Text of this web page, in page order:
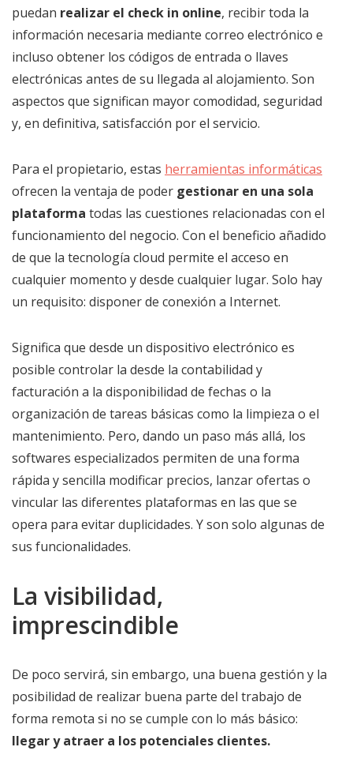
puedan realizar el check in online, recibir toda la
información necesaria mediante correo electrónico e
incluso obtener los códigos de entrada o llaves
electrónicas antes de su llegada al alojamiento. Son
aspectos que significan mayor comodidad, seguridad
y, en definitiva, satisfacción por el servicio.
Para el propietario, estas herramientas informáticas
ofrecen la ventaja de poder gestionar en una sola
plataforma todas las cuestiones relacionadas con el
funcionamiento del negocio. Con el beneficio añadido
de que la tecnología cloud permite el acceso en
cualquier momento y desde cualquier lugar. Solo hay
un requisito: disponer de conexión a Internet.
Significa que desde un dispositivo electrónico es
posible controlar la desde la contabilidad y
facturación a la disponibilidad de fechas o la
organización de tareas básicas como la limpieza o el
mantenimiento. Pero, dando un paso más allá, los
softwares especializados permiten de una forma
rápida y sencilla modificar precios, lanzar ofertas o
vincular las diferentes plataformas en las que se
opera para evitar duplicidades. Y son solo algunas de
sus funcionalidades.
La visibilidad,
imprescindible
De poco servirá, sin embargo, una buena gestión y la
posibilidad de realizar buena parte del trabajo de
forma remota si no se cumple con lo más básico:
llegar y atraer a los potenciales clientes.